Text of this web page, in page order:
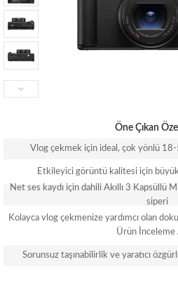
Öne Çıkan
Vlog çekmek için ideal, çok yönlü 18-
Etkileyici görüntü kalitesi için
Net ses kaydı için dahili Akıllı 3
siperi
Kolayca vlog çekmenize yardımcı olan
Ürün İnceleme
Sorunsuz taşınabilirlik ve yaratıcı